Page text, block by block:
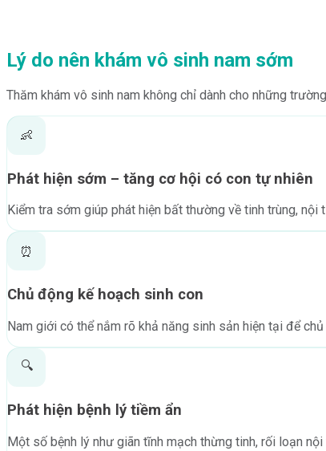
Lý do nên khám vô sinh nam sớm
Thăm khám vô sinh nam không chỉ dành cho những
👶
Phát hiện sớm – tăng cơ hội có con tự nhiên
Kiểm tra sớm giúp phát hiện bất thường về tinh trùng,
⏰
Chủ động kế hoạch sinh con
Nam giới có thể nắm rõ khả năng sinh sản hiện tại để
🔍
Phát hiện bệnh lý tiềm ẩn
Một số bệnh lý như giãn tĩnh mạch thừng tinh, rối loạn